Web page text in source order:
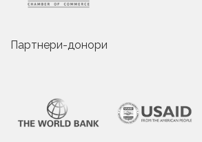
Партнери-донори